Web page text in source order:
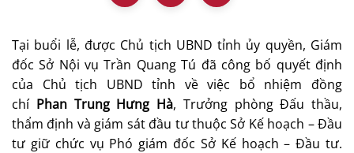
Tại buổi lễ, được Chủ tịch UBND tỉnh ủy quyền, Giám
đốc Sở Nội vụ Trần Quang Tú đã công bố quyết định
của Chủ tịch UBND tỉnh về việc bổ nhiệm đồng
chí Phan Trung Hưng Hà, Trưởng phòng Đấu thầu,
thẩm định và giám sát đầu tư thuộc Sở Kế hoạch – Đầu
tư giữ chức vụ Phó giám đốc Sở Kế hoạch – Đầu tư.